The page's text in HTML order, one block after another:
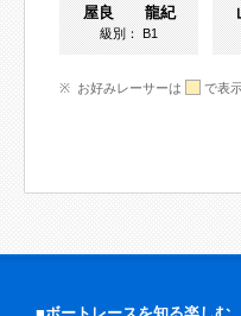
屋良 龍紀
級別：B1
お好みレーサーは で表